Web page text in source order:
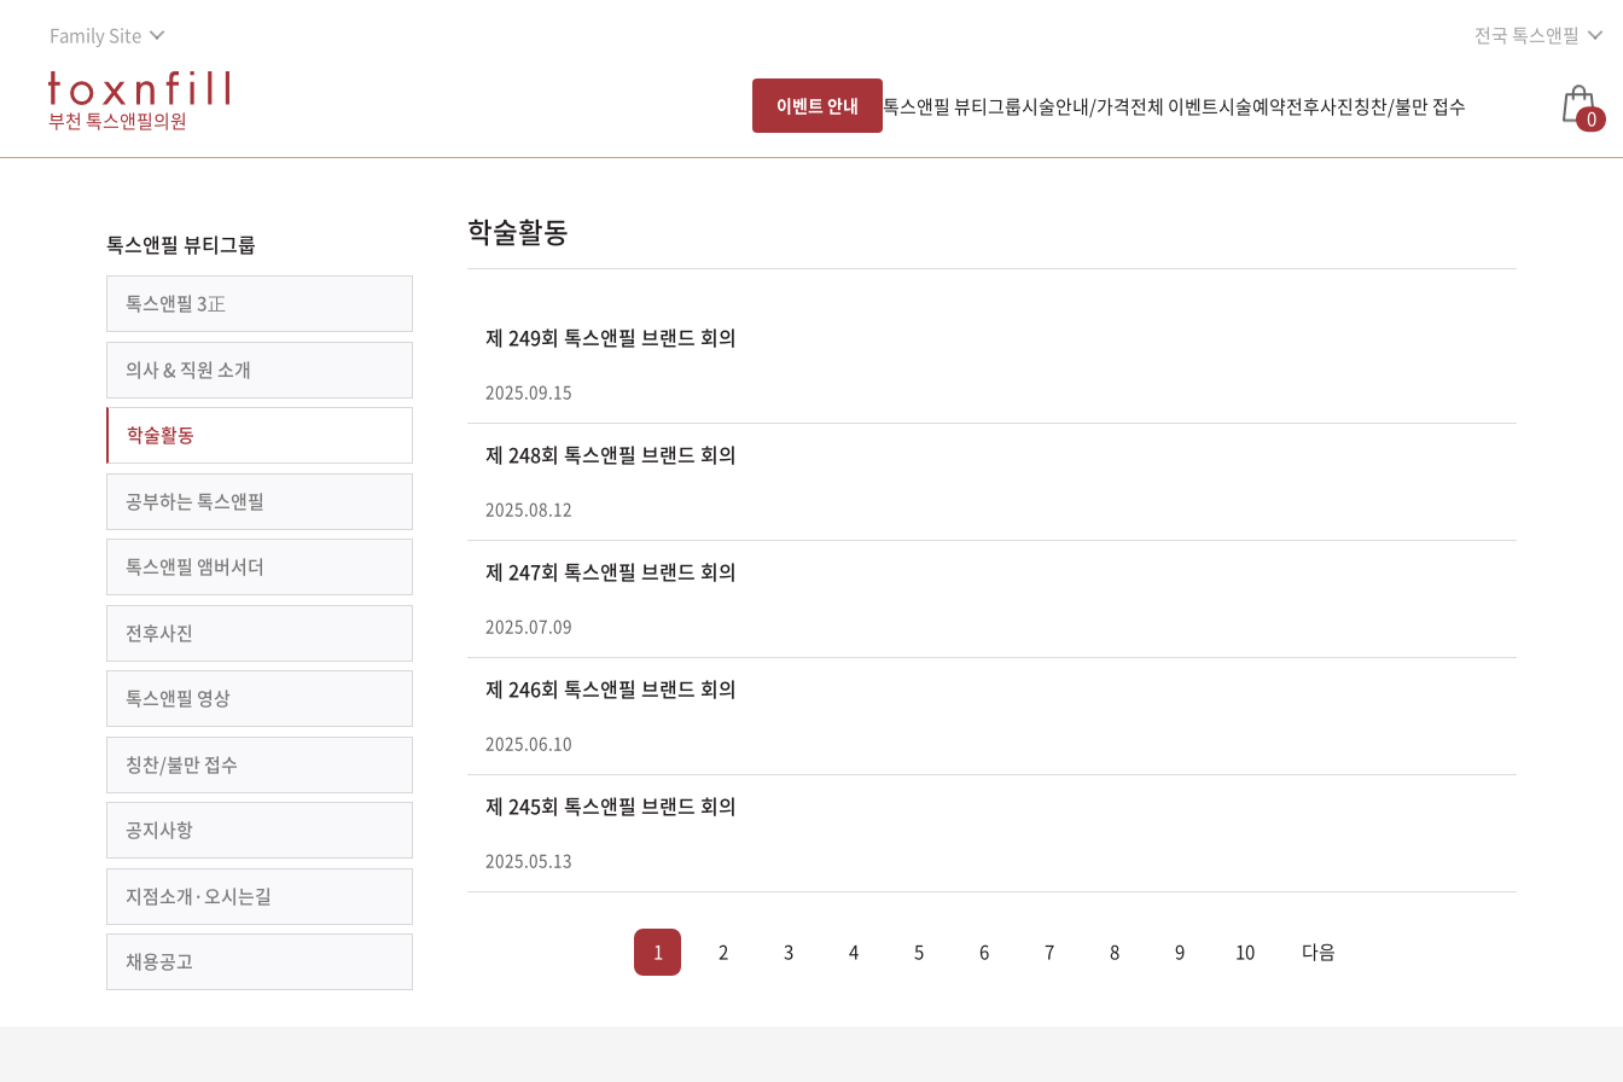
Family Site 전국 톡스앤필
부천 톡스앤필의원
이벤트 안내 톡스앤필 뷰티그룹시술안내/가격전체 이벤트시술예약전후사진칭찬/불만 접수 0
톡스앤필 뷰티그룹
톡스앤필 3正
의사 & 직원 소개
학술활동
공부하는 톡스앤필
톡스앤필 앰버서더
전후사진
톡스앤필 영상
칭찬/불만 접수
공지사항
지점소개·오시는길
채용공고
학술활동
제 249회 톡스앤필 브랜드 회의
2025.09.15
제 248회 톡스앤필 브랜드 회의
2025.08.12
제 247회 톡스앤필 브랜드 회의
2025.07.09
제 246회 톡스앤필 브랜드 회의
2025.06.10
제 245회 톡스앤필 브랜드 회의
2025.05.13
1 2 3 4 5 6 7 8 9 10 다음